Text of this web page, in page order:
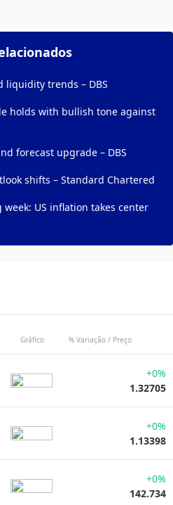
liquidity trends – DBS
holds with bullish tone against
forecast upgrade – DBS
shifts – Standard Chartered
US inflation takes center
Gráfico % Variação / Preço
+0%
1.32705
+0%
1.13398
+0%
142.734